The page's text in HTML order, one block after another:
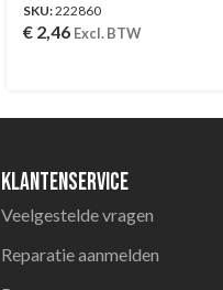
SKU:222860
€ 2,46 Excl. BTW
Klantenservice
Veelgestelde vragen
Reparatie aanmelden